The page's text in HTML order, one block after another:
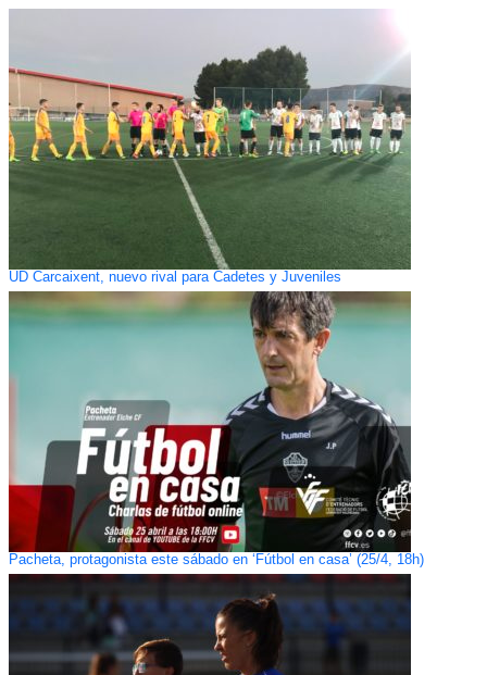
UD Carcaixent, nuevo rival para Cadetes y Juveniles
Pacheta, protagonista este sábado en ‘Fútbol en casa’ (25/4, 18h)